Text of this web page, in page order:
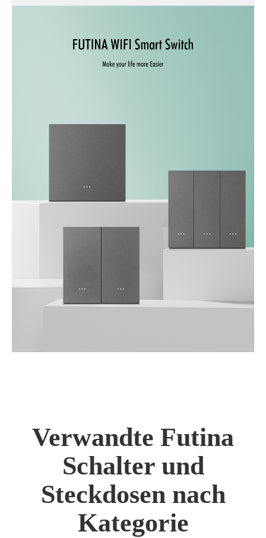
Verwandte Futina
Schalter und
Steckdosen nach
Kategorie